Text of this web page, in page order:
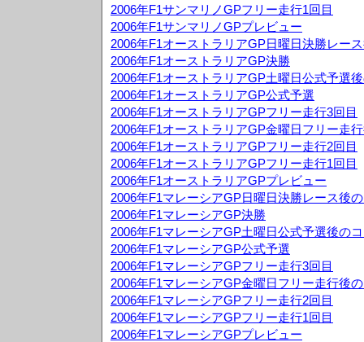
2006年F1サンマリノGPフリー走行1回目
2006年F1サンマリノGPプレビュー
2006年F1オーストラリアGP日曜日決勝レー
2006年F1オーストラリアGP決勝
2006年F1オーストラリアGP土曜日公式予選
2006年F1オーストラリアGP公式予選
2006年F1オーストラリアGPフリー走行3回目
2006年F1オーストラリアGP金曜日フリー走
2006年F1オーストラリアGPフリー走行2回目
2006年F1オーストラリアGPフリー走行1回目
2006年F1オーストラリアGPプレビュー
2006年F1マレーシアGP日曜日決勝レース後
2006年F1マレーシアGP決勝
2006年F1マレーシアGP土曜日公式予選後の
2006年F1マレーシアGP公式予選
2006年F1マレーシアGPフリー走行3回目
2006年F1マレーシアGP金曜日フリー走行後
2006年F1マレーシアGPフリー走行2回目
2006年F1マレーシアGPフリー走行1回目
2006年F1マレーシアGPプレビュー